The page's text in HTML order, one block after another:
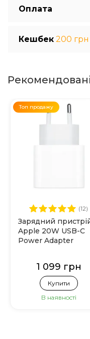
Оплата
Кешбек 200 грн
Топ продажу
(12)
Зарядний
Apple 20W USB-C
Power Adapter
1 099 грн
Купити
В наявності